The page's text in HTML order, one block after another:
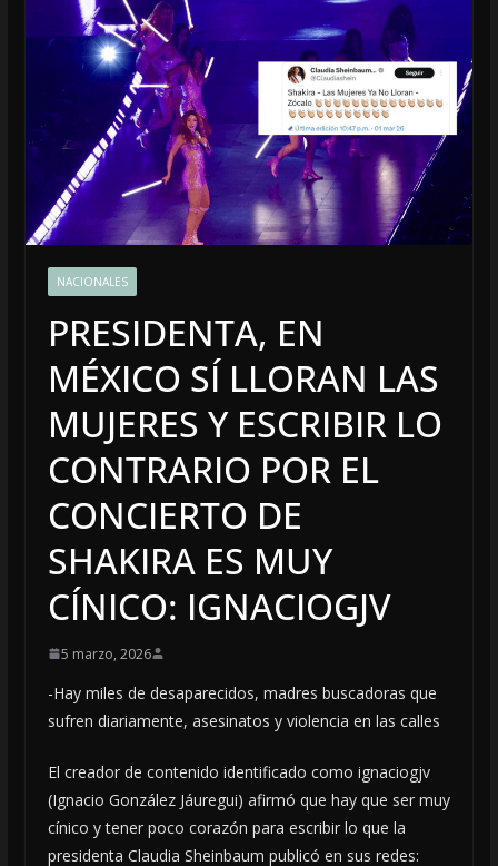
NACIONALES
PRESIDENTA, EN
MÉXICO SÍ LLORAN LAS
MUJERES Y ESCRIBIR LO
CONTRARIO POR EL
CONCIERTO DE
SHAKIRA ES MUY
CÍNICO: IGNACIOGJV
5 marzo, 2026
-Hay miles de desaparecidos, madres buscadoras que
sufren diariamente, asesinatos y violencia en las calles
El creador de contenido identificado como ignaciogjv
(Ignacio González Jáuregui) afirmó que hay que ser muy
cínico y tener poco corazón para escribir lo que la
presidenta Claudia Sheinbaum publicó en sus redes: